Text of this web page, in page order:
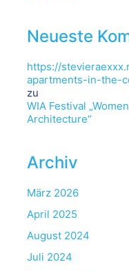
Neueste
https://
apartments-in-the-
zu
WIA Festival
Architecture“
Archiv
März 2026
April 2025
August 2024
Juli 2024